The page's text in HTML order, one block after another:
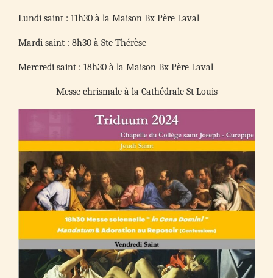
Lundi saint : 11h30 à la Maison Bx Père Laval
Mardi saint : 8h30 à Ste Thérèse
Mercredi saint : 18h30 à la Maison Bx Père Laval
Messe chrismale à la Cathédrale St Louis